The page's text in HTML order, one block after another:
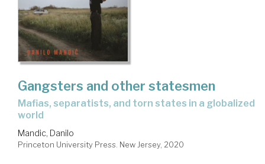
Gangsters and other statesmen
mafias, separatists, and torn states in a globalized
world
Mandic, Danilo
Princeton University Press. New Jersey, 2020